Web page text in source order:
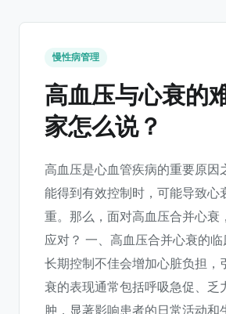
慢性病管理
高血压与心衰的
家怎么说？
高血压是心血管疾病的重要原因
能得到有效控制时，可能导致心
重。那么，面对高血压合并心衰
应对？ 一、高血压合并心衰的
长期控制不佳会增加心脏负担，
衰的表现通常包括呼吸急促、乏
肿，显著影响患者的日常活动和